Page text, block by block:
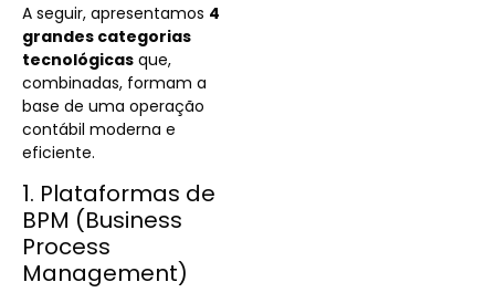
A seguir, apresentamos 4
grandes categorias
tecnológicas que,
combinadas, formam a
base de uma operação
contábil moderna e
eficiente.
1. Plataformas de
BPM (Business
Process
Management)